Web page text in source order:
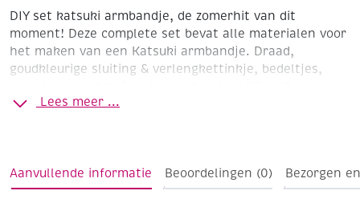
DIY set katsuki armbandje, de zomerhit van dit
moment! Deze complete set bevat alle materialen voor
het maken van een Katsuki armbandje. Draad,
goudkleurige sluiting & verlengkettinkje, bedeltjes,
handleiding.Geniet van de zomer met dit vrolijke
Lees meer ...
Aanvullende informatie Beoordelingen (0) Bezorgen